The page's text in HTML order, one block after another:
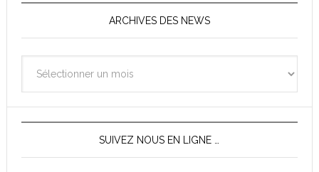
ARCHIVES DES NEWS
des
News
SUIVEZ NOUS EN LIGNE …